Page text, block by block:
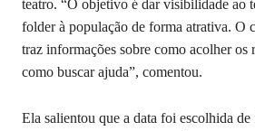
teatro. “O objetivo é dar visibilidade ao
folder à população de forma atrativa. O
traz informações sobre como acolher os
como buscar ajuda”, comentou.
Ela salientou que a data foi escolhida de